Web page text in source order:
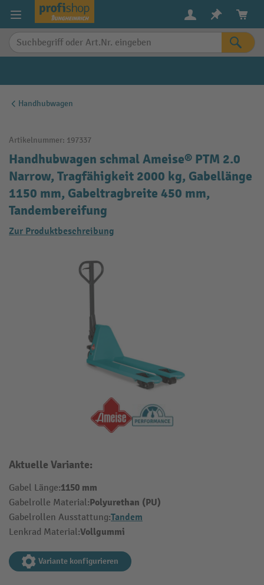
springen
Handhubwagen
Artikelnummer: 197337
Handhubwagen schmal Ameise® PTM 2.0
Narrow, Tragfähigkeit 2000 kg, Gabellänge
1150 mm, Gabeltragbreite 450 mm,
Tandembereifung
Zur Produktbeschreibung
Aktuelle Variante:
Gabel Länge:1150 mm
Gabelrolle Material:Polyurethan (PU)
Gabelrollen Ausstattung:Tandem
Lenkrad Material:Vollgummi
Variante konfigurieren